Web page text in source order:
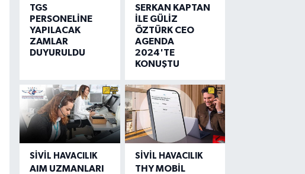
TGS
PERSONELİNE
YAPILACAK
ZAMLAR
DUYURULDU
SERKAN KAPTAN
İLE GÜLİZ
ÖZTÜRK CEO
AGENDA
2024'TE
KONUŞTU
SIVIL HAVACILIK
AIM UZMANLARI
SIVIL HAVACILIK
THY MOBİL